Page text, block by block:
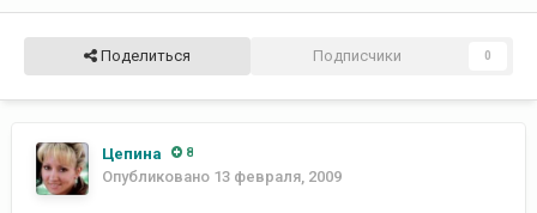
Поделиться Подписчики 0
Цепина 8
Опубликовано 13 февраля, 2009